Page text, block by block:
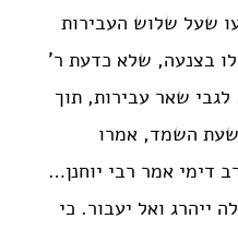
שעל שלוש העבירות
בצנעה, שלא כדעת ר’
שאר עבירות, תוך
השמד, אמרו
דימי אמר רבי יוחנן…
ייהרג ואל יעבור. כי